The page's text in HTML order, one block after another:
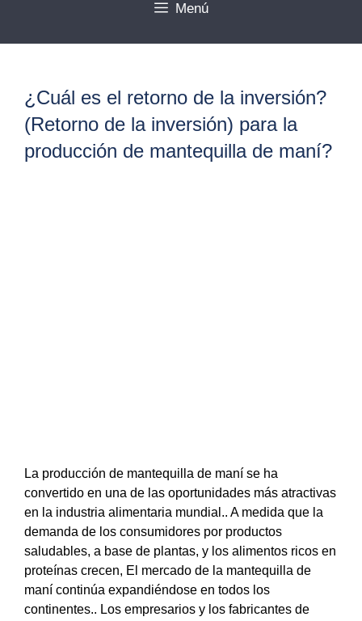
Menú
¿Cuál es el retorno de la inversión?
(Retorno de la inversión) para la
producción de mantequilla de maní?
La producción de mantequilla de maní se ha
convertido en una de las oportunidades más atractivas
en la industria alimentaria mundial.. A medida que la
demanda de los consumidores por productos
saludables, a base de plantas, y los alimentos ricos en
proteínas crecen, El mercado de la mantequilla de
maní continúa expandiéndose en todos los
continentes.. Los empresarios y los fabricantes de